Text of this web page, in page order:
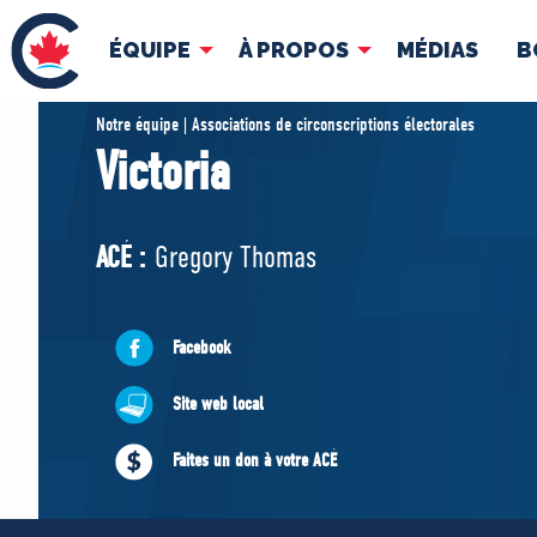
ÉQUIPE À PROPOS MÉDIAS
ÉQUIPE
Pierre Poilievre
Cabinet fantôme
ACÉ
À
Notre équipe | Associations de circonscriptions électorales
Victoria
ACÉ : Gregory Thomas
Facebook
Site web local
Faites un don à votre ACÉ